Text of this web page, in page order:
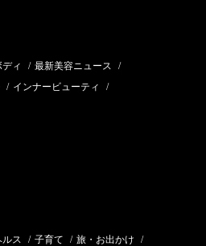
ディ / 最新美容ニュース /
/ インナービューティ /
ルス / 子育て / 旅・お出かけ /